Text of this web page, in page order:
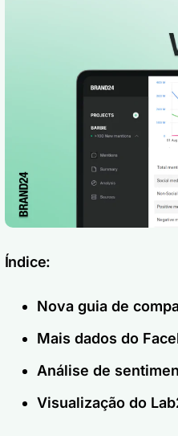
Índice:
Nova guia de
Mais dados do
Análise de
Visualização do